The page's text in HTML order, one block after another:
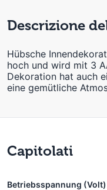
Descrizione
Hübsche
hoch und wird mit 3
Dekoration hat auch
eine gemütliche
Capitolati
Betriebsspannung (Volt)